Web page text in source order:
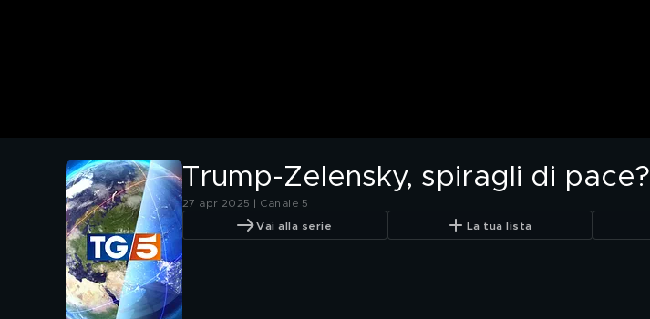
Trump-Zelensky, spiragli di pace?
27 apr 2025 | Canale 5
Vai alla serie La tua lista